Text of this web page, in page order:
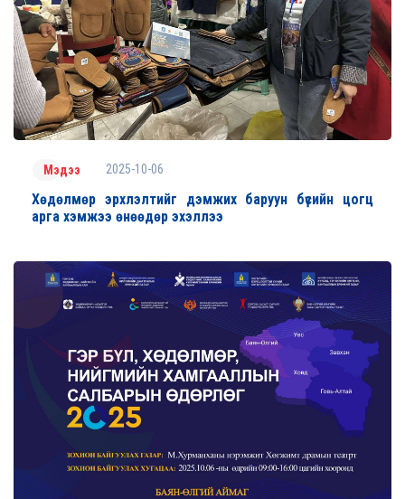
Мэдээ 2025-10-06
Хөдөлмөр эрхлэлтийг дэмжих баруун бүсийн цогц
арга хэмжээ өнөөдөр эхэллээ